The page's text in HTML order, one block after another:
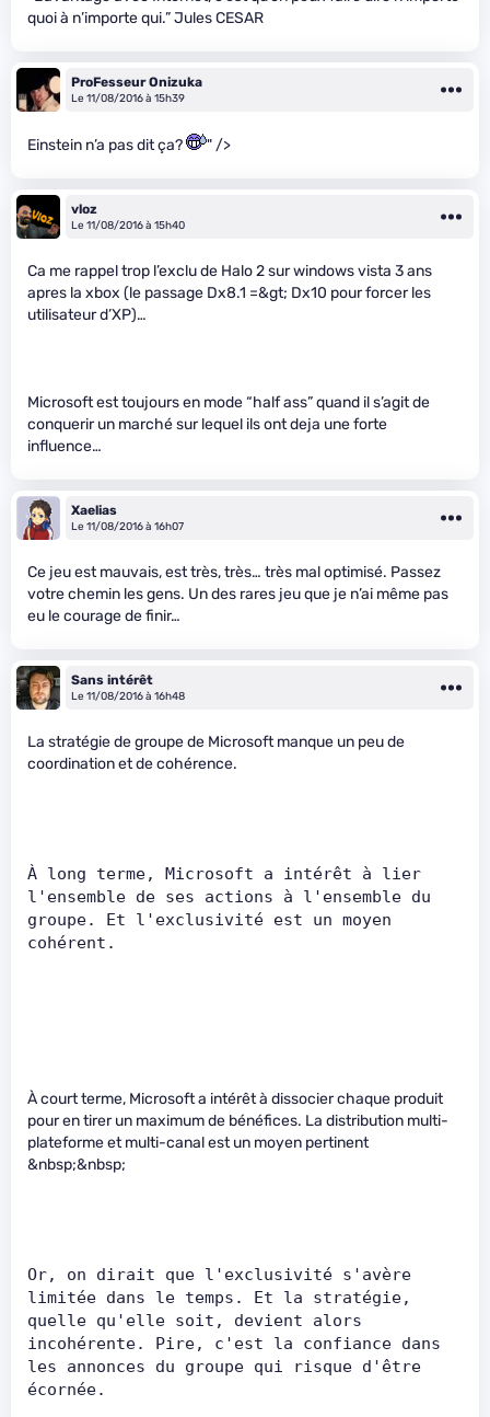
quoi à n’importe qui.” Jules CESAR
ProFesseur Onizuka
Le 11/08/2016 à 15h39
Einstein n’a pas dit ça? " />
vloz
Le 11/08/2016 à 15h40
Ca me rappel trop l’exclu de Halo 2 sur windows vista 3 ans
apres la xbox (le passage Dx8.1 =&gt; Dx10 pour forcer les
utilisateur d’XP)…
Microsoft est toujours en mode “half ass” quand il s’agit de
conquerir un marché sur lequel ils ont deja une forte
influence…
Xaelias
Le 11/08/2016 à 16h07
Ce jeu est mauvais, est très, très… très mal optimisé. Passez
votre chemin les gens. Un des rares jeu que je n’ai même pas
eu le courage de finir…
Sans intérêt
Le 11/08/2016 à 16h48
La stratégie de groupe de Microsoft manque un peu de
coordination et de cohérence.
À long terme, Microsoft a intérêt à lier
l'ensemble de ses actions à l'ensemble du
groupe. Et l'exclusivité est un moyen
cohérent.
À court terme, Microsoft a intérêt à dissocier chaque produit
pour en tirer un maximum de bénéfices. La distribution multi-
plateforme et multi-canal est un moyen pertinent
&nbsp;&nbsp;
Or, on dirait que l'exclusivité s'avère
limitée dans le temps. Et la stratégie,
quelle qu'elle soit, devient alors
incohérente. Pire, c'est la confiance dans
les annonces du groupe qui risque d'être
écornée.